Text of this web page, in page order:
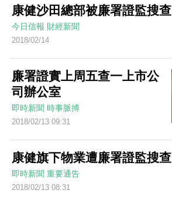
康健沙田總部被廉署證監搜查
今日信報 財經新聞
2018/02/14
廉署證實上周五查一上市公
司辦公室
即時新聞 時事脈搏
2018/02/13 09:31
康健旗下物業遭廉署證監搜查
即時新聞 重要通告
2018/02/13 08:31